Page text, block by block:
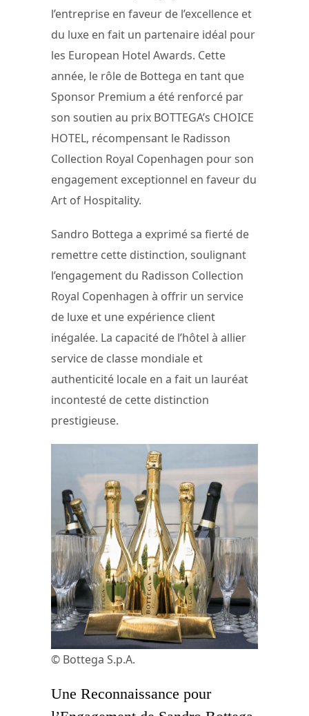
l’entreprise en faveur de l’excellence et
du luxe en fait un partenaire idéal pour
les European Hotel Awards. Cette
année, le rôle de Bottega en tant que
Sponsor Premium a été renforcé par
son soutien au prix BOTTEGA’s CHOICE
HOTEL, récompensant le Radisson
Collection Royal Copenhagen pour son
engagement exceptionnel en faveur du
Art of Hospitality.
Sandro Bottega a exprimé sa fierté de
remettre cette distinction, soulignant
l’engagement du Radisson Collection
Royal Copenhagen à offrir un service
de luxe et une expérience client
inégalée. La capacité de l’hôtel à allier
service de classe mondiale et
authenticité locale en a fait un lauréat
incontesté de cette distinction
prestigieuse.
© Bottega S.p.A.
Une Reconnaissance pour